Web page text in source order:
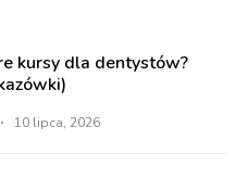
kursy dla dentystów?
10 lipca, 2026